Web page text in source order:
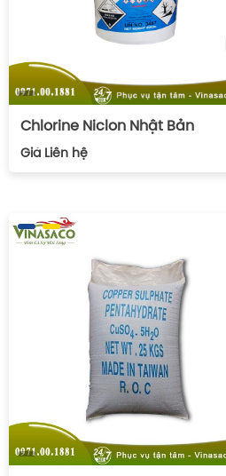
Chlorine Niclon Nhật Bản
Giá Liên hệ